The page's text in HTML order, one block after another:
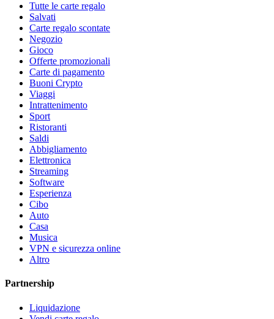
Tutte le carte regalo
Salvati
Carte regalo scontate
Negozio
Gioco
Offerte promozionali
Carte di pagamento
Buoni Crypto
Viaggi
Intrattenimento
Sport
Ristoranti
Saldi
Abbigliamento
Elettronica
Streaming
Software
Esperienza
Cibo
Auto
Casa
Musica
VPN e sicurezza online
Altro
Partnership
Liquidazione